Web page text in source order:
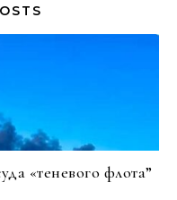
«теневого флота”